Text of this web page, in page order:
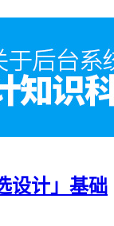
设计」基础